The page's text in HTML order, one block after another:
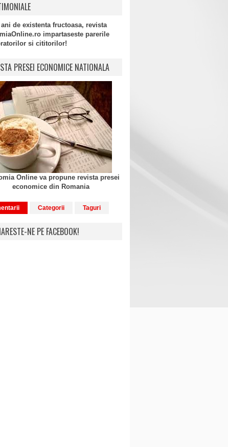
de existenta fructoasa, revista
impartaseste parerile
si cititorilor!
PRESEI ECONOMICE NATIONALA
Online va propune revista presei
economice din Romania
Categorii Taguri
NE PE FACEBOOK!